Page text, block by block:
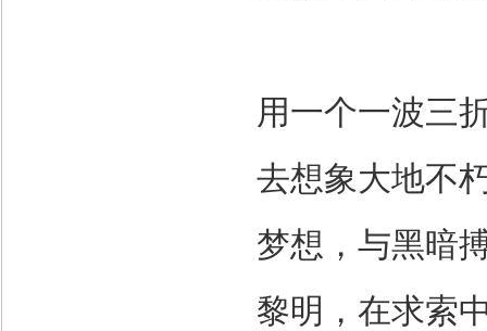
用一个一波三
去想象大地不
梦想，与黑暗
黎明，在求索